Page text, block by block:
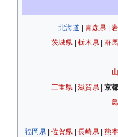
北海道 青森県
茨城県
栃木県 群
三重県 | 滋賀県 | 京
福岡県
佐賀県 長崎県 熊